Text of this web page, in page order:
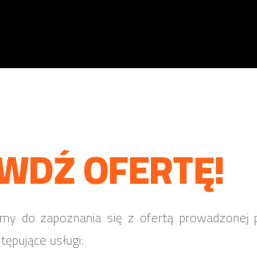
OFERTĘ!
do zapoznania się z ofertą
usługi: